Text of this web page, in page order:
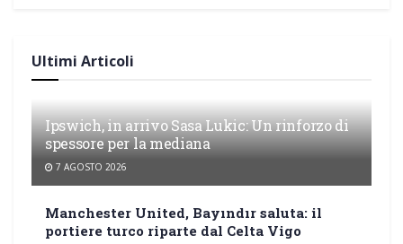
Ultimi Articoli
Ipswich, in arrivo Sasa Lukic: Un rinforzo di
spessore per la mediana
7 AGOSTO 2026
Manchester United, Bayındır saluta: il
portiere turco riparte dal Celta Vigo